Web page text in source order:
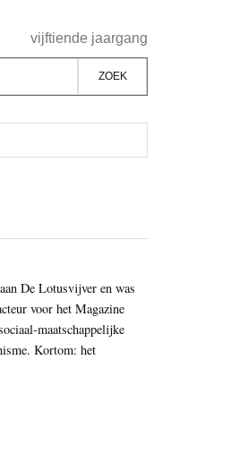
vijftiende jaargang
De Lotusvijver en was
voor het Magazine
maatschappelijke
Kortom: het